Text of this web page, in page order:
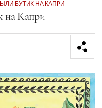
БУТИК НА КАПРИ
на Капри